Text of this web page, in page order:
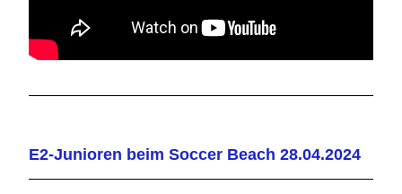
E2-Junioren beim Soccer Beach 28.04.2024